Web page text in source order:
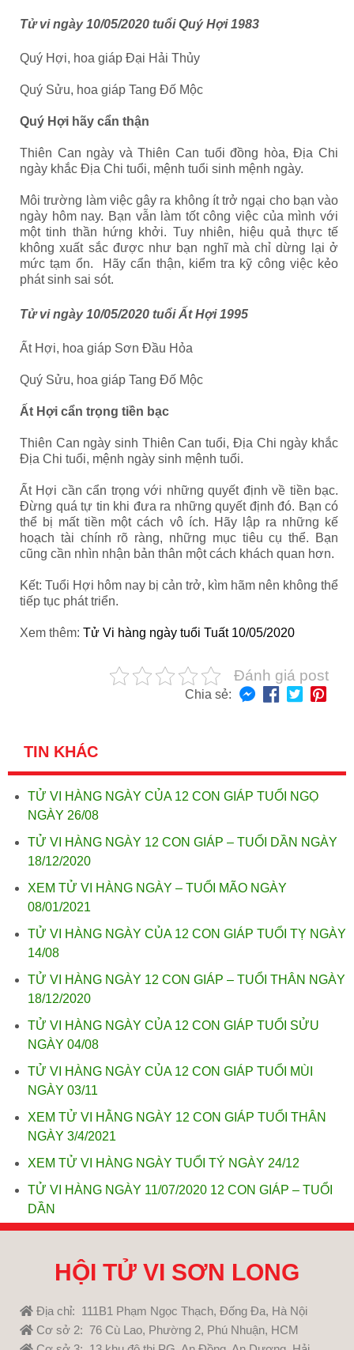
Tử vi ngày 10/05/2020 tuổi Quý Hợi 1983
Quý Hợi, hoa giáp Đại Hải Thủy
Quý Sửu, hoa giáp Tang Đố Mộc
Quý Hợi hãy cẩn thận
Thiên Can ngày và Thiên Can tuổi đồng hòa, Địa Chi
ngày khắc Địa Chi tuổi, mệnh tuổi sinh mệnh ngày.
Môi trường làm việc gây ra không ít trở ngại cho bạn vào
ngày hôm nay. Bạn vẫn làm tốt công việc của mình với
một tinh thần hứng khởi. Tuy nhiên, hiệu quả thực tế
không xuất sắc được như bạn nghĩ mà chỉ dừng lại ở
mức tạm ổn. Hãy cẩn thận, kiểm tra kỹ công việc kẻo
phát sinh sai sót.
Tử vi ngày 10/05/2020 tuổi Ất Hợi 1995
Ất Hợi, hoa giáp Sơn Đầu Hỏa
Quý Sửu, hoa giáp Tang Đố Mộc
Ất Hợi cẩn trọng tiền bạc
Thiên Can ngày sinh Thiên Can tuổi, Địa Chi ngày khắc
Địa Chi tuổi, mệnh ngày sinh mệnh tuổi.
Ất Hợi cần cẩn trọng với những quyết định về tiền bạc.
Đừng quá tự tin khi đưa ra những quyết định đó. Bạn có
thể bị mất tiền một cách vô ích. Hãy lập ra những kế
hoạch tài chính rõ ràng, những mục tiêu cụ thể. Bạn
cũng cần nhìn nhận bản thân một cách khách quan hơn.
Kết: Tuổi Hợi hôm nay bị cản trở, kìm hãm nên không thể
tiếp tục phát triển.
Xem thêm: Tử Vi hàng ngày tuổi Tuất 10/05/2020
Đánh giá post
Chia sẻ:
TIN KHÁC
TỬ VI HÀNG NGÀY CỦA 12 CON GIÁP TUỔI NGỌ
NGÀY 26/08
TỬ VI HÀNG NGÀY 12 CON GIÁP – TUỔI DẦN NGÀY
18/12/2020
XEM TỬ VI HÀNG NGÀY – TUỔI MÃO NGÀY
08/01/2021
TỬ VI HÀNG NGÀY CỦA 12 CON GIÁP TUỔI TỴ NGÀY
14/08
TỬ VI HÀNG NGÀY 12 CON GIÁP – TUỔI THÂN NGÀY
18/12/2020
TỬ VI HÀNG NGÀY CỦA 12 CON GIÁP TUỔI SỬU
NGÀY 04/08
TỬ VI HÀNG NGÀY CỦA 12 CON GIÁP TUỔI MÙI
NGÀY 03/11
XEM TỬ VI HẰNG NGÀY 12 CON GIÁP TUỔI THÂN
NGÀY 3/4/2021
XEM TỬ VI HÀNG NGÀY TUỔI TÝ NGÀY 24/12
TỬ VI HÀNG NGÀY 11/07/2020 12 CON GIÁP – TUỔI
DẦN
HỘI TỬ VI SƠN LONG
Địa chỉ: 111B1 Phạm Ngọc Thạch, Đống Đa, Hà Nội
Cơ sở 2: 76 Cù Lao, Phường 2, Phú Nhuận, HCM